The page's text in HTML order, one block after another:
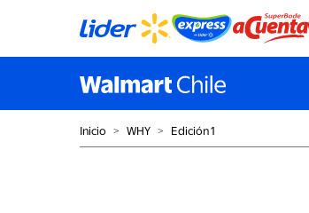
Inicio ˃ WHY ˃ Edición 1